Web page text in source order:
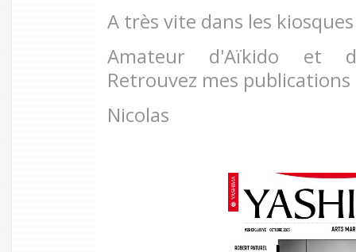
A très vite dans les
Amateur d'Aïkido et
Retrouvez mes
Nicolas